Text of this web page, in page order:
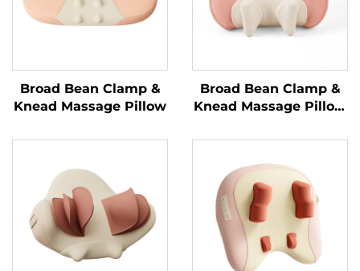
Broad Bean Clamp &
Knead Massage Pillow
Broad Bean Clamp &
Knead Massage Pillow